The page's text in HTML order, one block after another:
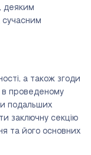
деяким
сучасним
а також згоди
в проведеному
подальших
заключну секцію
та його основних